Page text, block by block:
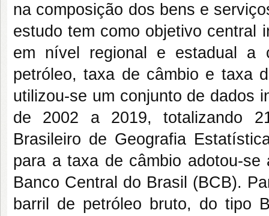
na composição dos bens e
estudo tem como objetivo central
em nível regional e estadual a
petróleo, taxa de câmbio e taxa
utilizou-se um conjunto de dados
de 2002 a 2019, totalizando
Brasileiro de Geografia
para a taxa de câmbio adotou-
Banco Central do Brasil (BCB).
barril de petróleo bruto, do tipo